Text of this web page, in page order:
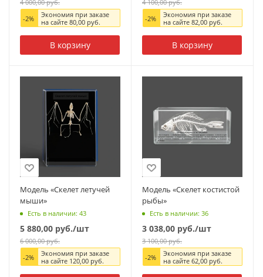
4 000,00руб.
-2%
Экономия при заказе
на сайте 80,00руб.
В корзину
4 100,00руб.
-2%
Экономия при заказе
на сайте 82,00руб.
В корзину
Модель «Скелет летучей
мыши»
Есть в наличии: 43
5 880,00 руб./шт
6 000,00руб.
-2%
Экономия при заказе
на сайте 120,00руб.
Модель «Скелет костистой
рыбы»
Есть в наличии: 36
3 038,00 руб./шт
3 100,00руб.
-2%
Экономия при заказе
на сайте 62,00руб.